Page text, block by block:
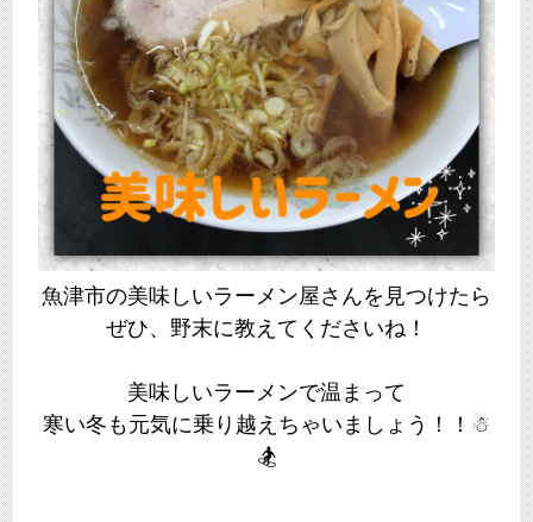
魚津市の美味しいラーメン屋さんを見つけたら
ぜひ、野末に教えてくださいね！
美味しいラーメンで温まって
寒い冬も元気に乗り越えちゃいましょう！！☃
🏂